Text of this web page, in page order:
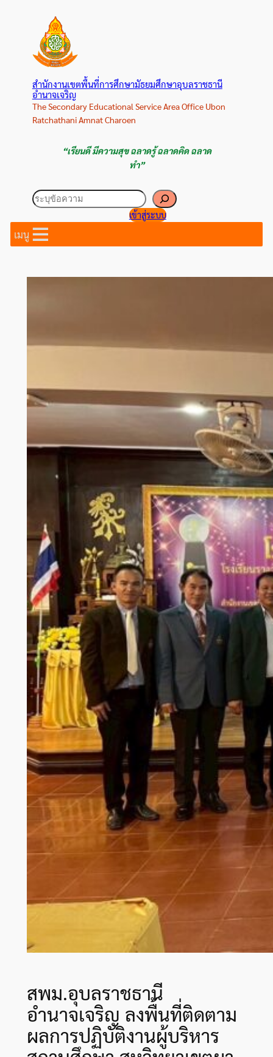
สำนักงานเขตพื้นที่การศึกษามัธยมศึกษาอุบลราชธานี
อำนาจเจริญ
The Secondary Educational Service Area Office Ubon
Ratchathani Amnat Charoen
“เรียนดี มีความสุข ฉลาดรู้ ฉลาดคิด ฉลาด
ทำ”
ค้นหา
เข้าสู่ระบบ
เมนู
สพม.อุบลราชธานี
อำนาจเจริญ ลงพื้นที่ติดตาม
ผลการปฏิบัติงานผู้บริหาร